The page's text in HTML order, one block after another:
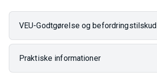
VEU-Godtgørelse og befordringstilskud
Praktiske informationer